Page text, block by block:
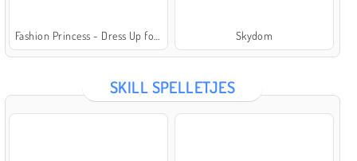
Fashion Princess - Dress Up for Girls Skydom
SKILL SPELLETJES